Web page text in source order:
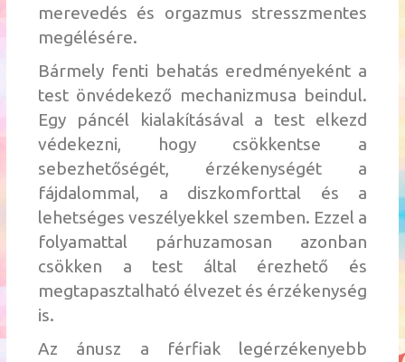
merevedés és orgazmus stresszmentes
megélésére.
Bármely fenti behatás eredményeként a
test önvédekező mechanizmusa beindul.
Egy páncél kialakításával a test elkezd
védekezni, hogy csökkentse a
sebezhetőségét, érzékenységét a
fájdalommal, a diszkomforttal és a
lehetséges veszélyekkel szemben. Ezzel a
folyamattal párhuzamosan azonban
csökken a test által érezhető és
megtapasztalható élvezet és érzékenység
is.
Az ánusz a férfiak legérzékenyebb